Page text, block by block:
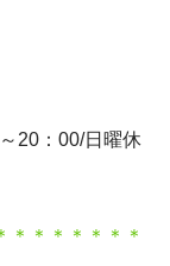
20：00/日曜休
＊＊＊＊＊＊＊